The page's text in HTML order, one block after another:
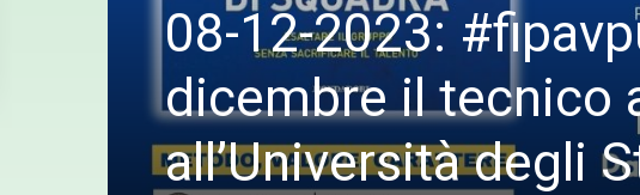
08-12-2023:
dicembre il tecnico
all’Università degli